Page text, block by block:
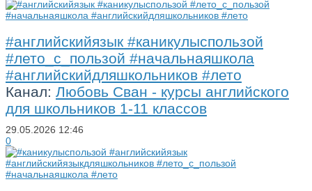
#английскийязык #каникулыспользой
#лето_с_пользой #начальнаяшкола
#английскийдляшкольников #лето
Канал: Любовь Сван - курсы английского
для школьников 1-11 классов
29.05.2026 12:46
0